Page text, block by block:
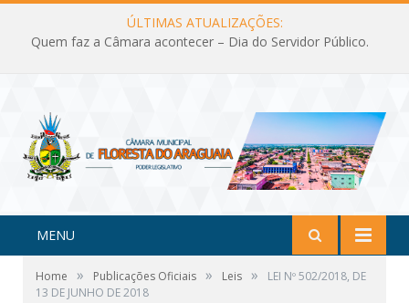
ÚLTIMAS ATUALIZAÇÕES:
Quem faz a Câmara acontecer – Dia do Servidor Público.
MENU
Home » Publicações Oficiais » Leis »
LEI Nº 502/2018, DE
13 DE JUNHO DE 2018